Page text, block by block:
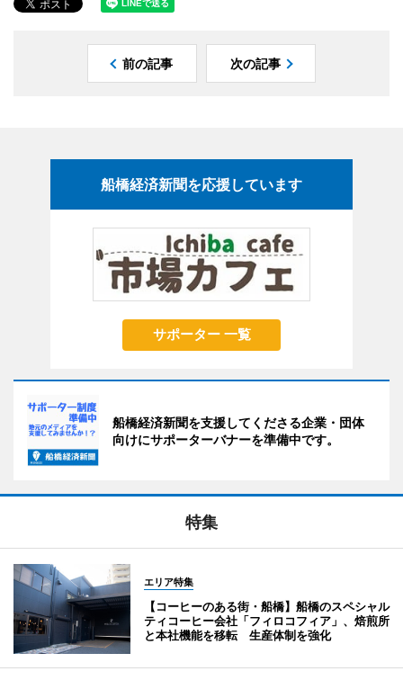
前の記事 次の記事
船橋経済新聞を応援しています
サポーター 一覧
船橋経済新聞を支援してくださる企業・団体
向けにサポーターバナーを準備中です。
特集
エリア特集
【コーヒーのある街・船橋】船橋のスペシャル
ティコーヒー会社「フィロコフィア」、焙煎所
と本社機能を移転 生産体制を強化